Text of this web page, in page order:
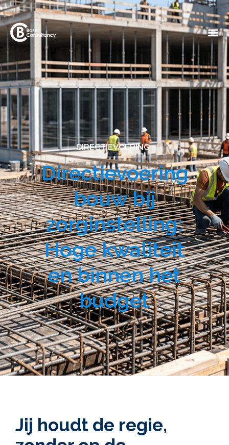
DIRECTIEVOERING
Directievoering
bouw bij
zorginstelling:
Hoge kwaliteit
en binnen het
budget
Jij houdt de regie,